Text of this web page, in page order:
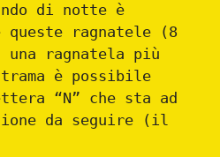
di notte è
ragnatele (8
ragnatela più
è possibile
“N” che sta ad
da seguire (il